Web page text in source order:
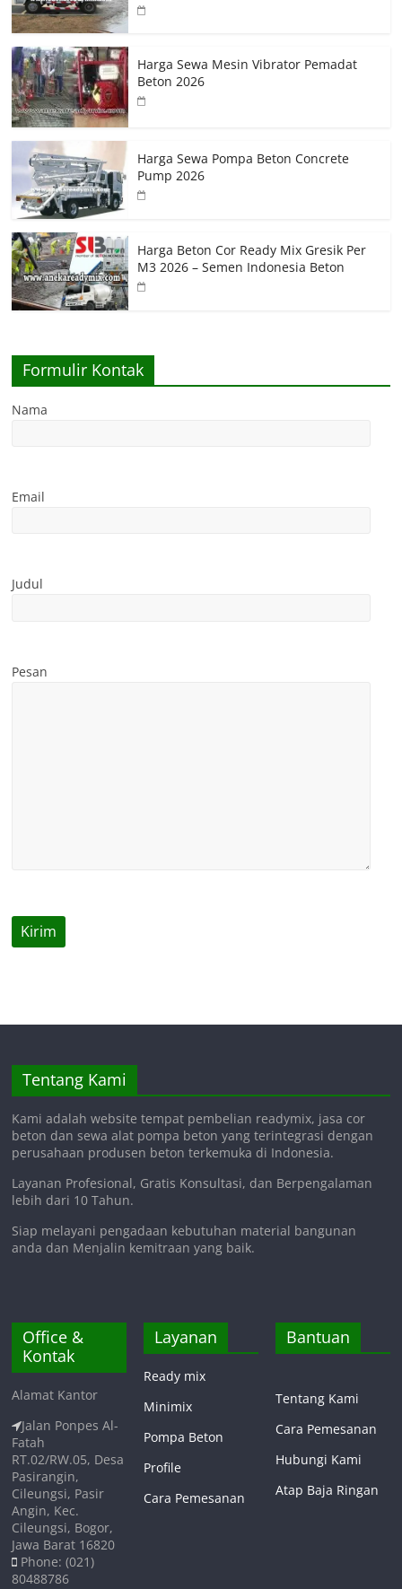
Harga Sewa Mesin Vibrator Pemadat
Beton 2026
Harga Sewa Pompa Beton Concrete
Pump 2026
Harga Beton Cor Ready Mix Gresik Per
M3 2026 – Semen Indonesia Beton
Formulir Kontak
Nama
Email
Judul
Pesan
Tentang Kami
Kami adalah website tempat pembelian readymix, jasa cor
beton dan sewa alat pompa beton yang terintegrasi dengan
perusahaan produsen beton terkemuka di Indonesia.
Layanan Profesional, Gratis Konsultasi, dan Berpengalaman
lebih dari 10 Tahun.
Siap melayani pengadaan kebutuhan material bangunan
anda dan Menjalin kemitraan yang baik.
Office &
Kontak
Alamat Kantor
Jalan Ponpes Al-
Fatah
RT.02/RW.05, Desa
Pasirangin,
Cileungsi, Pasir
Angin, Kec.
Cileungsi, Bogor,
Jawa Barat 16820
Phone: (021)
80488786
Layanan
Ready mix
Minimix
Pompa Beton
Profile
Cara Pemesanan
Bantuan
Tentang Kami
Cara Pemesanan
Hubungi Kami
Atap Baja Ringan